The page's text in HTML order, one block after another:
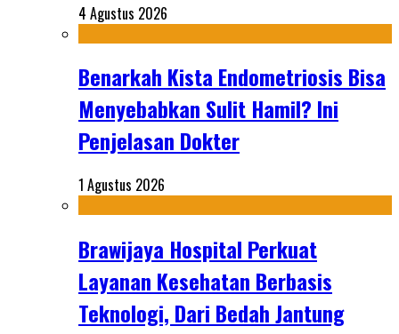
4 Agustus 2026
Benarkah Kista Endometriosis Bisa
Menyebabkan Sulit Hamil? Ini
Penjelasan Dokter
1 Agustus 2026
Brawijaya Hospital Perkuat
Layanan Kesehatan Berbasis
Teknologi, Dari Bedah Jantung